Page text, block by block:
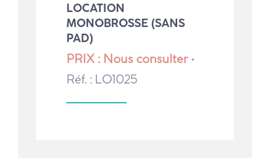
LOCATION
MONOBROSSE (SANS
PAD)
PRIX : Nous consulter •
Réf. : LO1025